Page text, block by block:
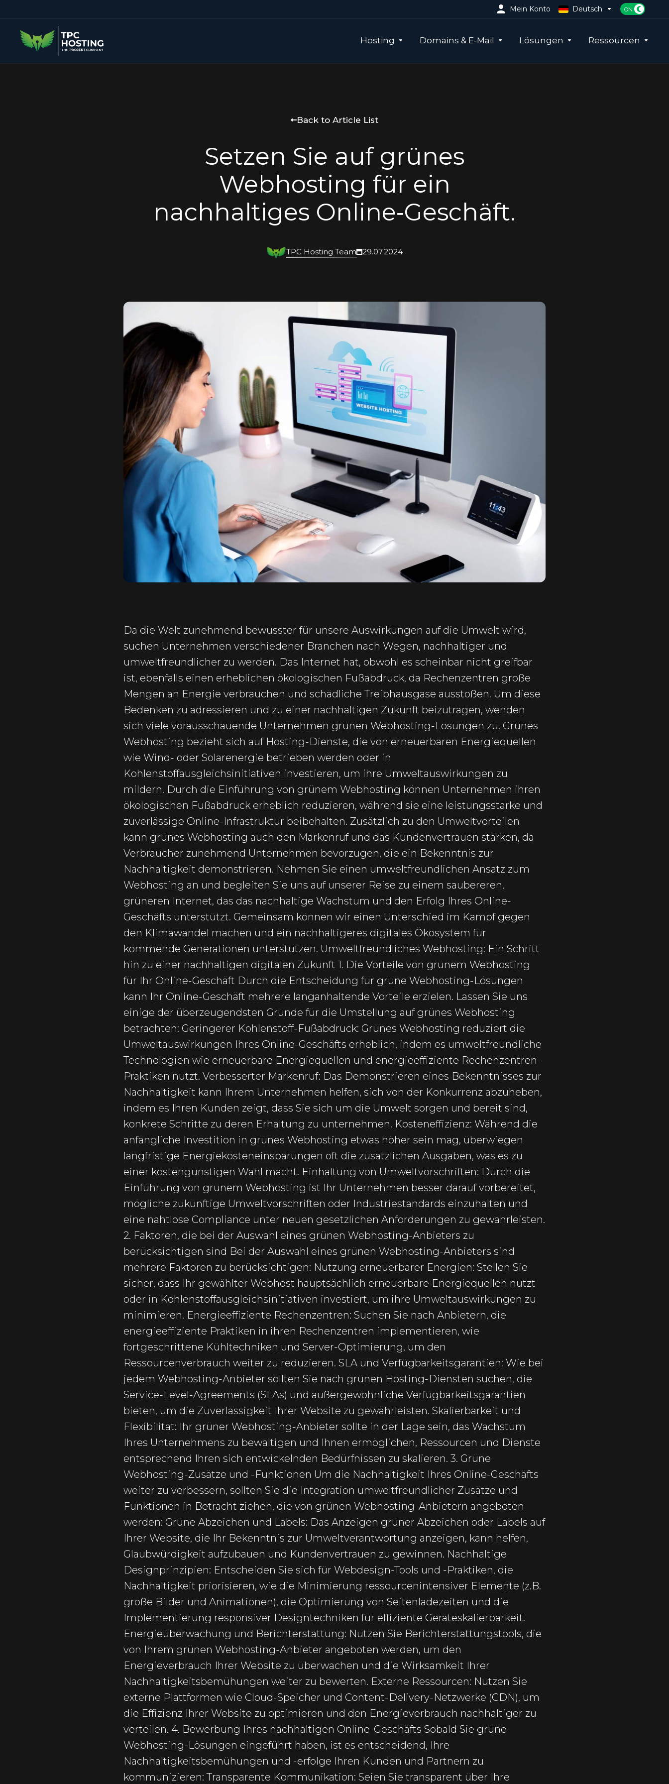
Mein Konto Deutsch
Hosting Domains & E-Mail Lösungen Ressourcen
Back to Article List
Setzen Sie auf grünes
Webhosting für ein
nachhaltiges Online‑Geschäft.
TPC Hosting Team 29.07.2024
Da die Welt zunehmend bewusster für unsere Auswirkungen auf die Umwelt wird,
suchen Unternehmen verschiedener Branchen nach Wegen, nachhaltiger und
umweltfreundlicher zu werden. Das Internet hat, obwohl es scheinbar nicht greifbar
ist, ebenfalls einen erheblichen ökologischen Fußabdruck, da Rechenzentren große
Mengen an Energie verbrauchen und schädliche Treibhausgase ausstoßen. Um diese
Bedenken zu adressieren und zu einer nachhaltigen Zukunft beizutragen, wenden
sich viele vorausschauende Unternehmen grünen Webhosting-Lösungen zu. Grünes
Webhosting bezieht sich auf Hosting-Dienste, die von erneuerbaren Energiequellen
wie Wind- oder Solarenergie betrieben werden oder in
Kohlenstoffausgleichsinitiativen investieren, um ihre Umweltauswirkungen zu
mildern. Durch die Einführung von grünem Webhosting können Unternehmen ihren
ökologischen Fußabdruck erheblich reduzieren, während sie eine leistungsstarke und
zuverlässige Online-Infrastruktur beibehalten. Zusätzlich zu den Umweltvorteilen
kann grünes Webhosting auch den Markenruf und das Kundenvertrauen stärken, da
Verbraucher zunehmend Unternehmen bevorzugen, die ein Bekenntnis zur
Nachhaltigkeit demonstrieren. Nehmen Sie einen umweltfreundlichen Ansatz zum
Webhosting an und begleiten Sie uns auf unserer Reise zu einem saubereren,
grüneren Internet, das das nachhaltige Wachstum und den Erfolg Ihres Online-
Geschäfts unterstützt. Gemeinsam können wir einen Unterschied im Kampf gegen
den Klimawandel machen und ein nachhaltigeres digitales Ökosystem für
kommende Generationen unterstützen. Umweltfreundliches Webhosting: Ein Schritt
hin zu einer nachhaltigen digitalen Zukunft 1. Die Vorteile von grünem Webhosting
für Ihr Online-Geschäft Durch die Entscheidung für grüne Webhosting-Lösungen
kann Ihr Online-Geschäft mehrere langanhaltende Vorteile erzielen. Lassen Sie uns
einige der überzeugendsten Gründe für die Umstellung auf grünes Webhosting
betrachten: Geringerer Kohlenstoff-Fußabdruck: Grünes Webhosting reduziert die
Umweltauswirkungen Ihres Online-Geschäfts erheblich, indem es umweltfreundliche
Technologien wie erneuerbare Energiequellen und energieeffiziente Rechenzentren-
Praktiken nutzt. Verbesserter Markenruf: Das Demonstrieren eines Bekenntnisses zur
Nachhaltigkeit kann Ihrem Unternehmen helfen, sich von der Konkurrenz abzuheben,
indem es Ihren Kunden zeigt, dass Sie sich um die Umwelt sorgen und bereit sind,
konkrete Schritte zu deren Erhaltung zu unternehmen. Kosteneffizienz: Während die
anfängliche Investition in grünes Webhosting etwas höher sein mag, überwiegen
langfristige Energiekosteneinsparungen oft die zusätzlichen Ausgaben, was es zu
einer kostengünstigen Wahl macht. Einhaltung von Umweltvorschriften: Durch die
Einführung von grünem Webhosting ist Ihr Unternehmen besser darauf vorbereitet,
mögliche zukünftige Umweltvorschriften oder Industriestandards einzuhalten und
eine nahtlose Compliance unter neuen gesetzlichen Anforderungen zu gewährleisten.
2. Faktoren, die bei der Auswahl eines grünen Webhosting-Anbieters zu
berücksichtigen sind Bei der Auswahl eines grünen Webhosting-Anbieters sind
mehrere Faktoren zu berücksichtigen: Nutzung erneuerbarer Energien: Stellen Sie
sicher, dass Ihr gewählter Webhost hauptsächlich erneuerbare Energiequellen nutzt
oder in Kohlenstoffausgleichsinitiativen investiert, um ihre Umweltauswirkungen zu
minimieren. Energieeffiziente Rechenzentren: Suchen Sie nach Anbietern, die
energieeffiziente Praktiken in ihren Rechenzentren implementieren, wie
fortgeschrittene Kühltechniken und Server-Optimierung, um den
Ressourcenverbrauch weiter zu reduzieren. SLA und Verfügbarkeitsgarantien: Wie bei
jedem Webhosting-Anbieter sollten Sie nach grünen Hosting-Diensten suchen, die
Service-Level-Agreements (SLAs) und außergewöhnliche Verfügbarkeitsgarantien
bieten, um die Zuverlässigkeit Ihrer Website zu gewährleisten. Skalierbarkeit und
Flexibilität: Ihr grüner Webhosting-Anbieter sollte in der Lage sein, das Wachstum
Ihres Unternehmens zu bewältigen und Ihnen ermöglichen, Ressourcen und Dienste
entsprechend Ihren sich entwickelnden Bedürfnissen zu skalieren. 3. Grüne
Webhosting-Zusätze und -Funktionen Um die Nachhaltigkeit Ihres Online-Geschäfts
weiter zu verbessern, sollten Sie die Integration umweltfreundlicher Zusätze und
Funktionen in Betracht ziehen, die von grünen Webhosting-Anbietern angeboten
werden: Grüne Abzeichen und Labels: Das Anzeigen grüner Abzeichen oder Labels auf
Ihrer Website, die Ihr Bekenntnis zur Umweltverantwortung anzeigen, kann helfen,
Glaubwürdigkeit aufzubauen und Kundenvertrauen zu gewinnen. Nachhaltige
Designprinzipien: Entscheiden Sie sich für Webdesign-Tools und -Praktiken, die
Nachhaltigkeit priorisieren, wie die Minimierung ressourcenintensiver Elemente (z.B.
große Bilder und Animationen), die Optimierung von Seitenladezeiten und die
Implementierung responsiver Designtechniken für effiziente Geräteskalierbarkeit.
Energieüberwachung und Berichterstattung: Nutzen Sie Berichterstattungstools, die
von Ihrem grünen Webhosting-Anbieter angeboten werden, um den
Energieverbrauch Ihrer Website zu überwachen und die Wirksamkeit Ihrer
Nachhaltigkeitsbemühungen weiter zu bewerten. Externe Ressourcen: Nutzen Sie
externe Plattformen wie Cloud-Speicher und Content-Delivery-Netzwerke (CDN), um
die Effizienz Ihrer Website zu optimieren und den Energieverbrauch nachhaltiger zu
verteilen. 4. Bewerbung Ihres nachhaltigen Online-Geschäfts Sobald Sie grüne
Webhosting-Lösungen eingeführt haben, ist es entscheidend, Ihre
Nachhaltigkeitsbemühungen und -erfolge Ihren Kunden und Partnern zu
kommunizieren: Transparente Kommunikation: Seien Sie transparent über Ihre